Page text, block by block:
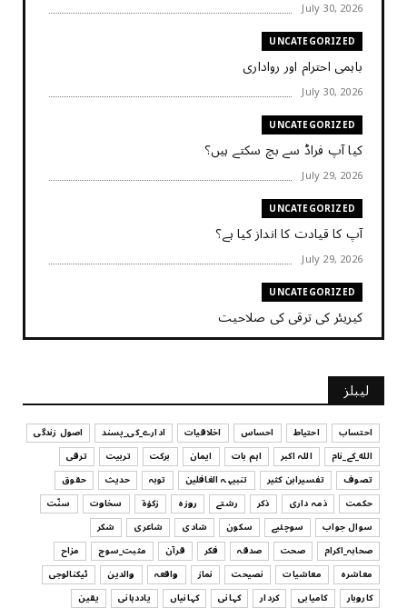
July 30, 2026
UNCATEGORIZED
باہمی احترام اور رواداری
July 30, 2026
UNCATEGORIZED
کیا آپ فراڈ سے بچ سکتے ہیں؟
July 29, 2026
UNCATEGORIZED
آپ کا قیادت کا انداز کیا ہے؟
July 29, 2026
UNCATEGORIZED
کیریئر کی ترقی کی صلاحیت
July 29, 2026
UNCATEGORIZED
کیا آپ اپنے باس کو مؤثر طریقے سے منظم کر رہے ہیں
July 29, 2026
UNCATEGORIZED
اس وقت آپ کا موڈ کیسا ہے؟
July 29, 2026
UNCATEGORIZED
قرض لینے اور دینے میں ہوشیاری
July 29, 2026
لیبلز
احتساب احتیاط احساس اخلاقیات ادارے_کی_پسند
اصول زندگی
الله_کے_نام
اللہ اکبر اہم بات ایمان برکت تربیت
ترقی
تصوف
تفسیرابن کثیر تنبیہہ الغافلین توبہ حدیث
حقوق
حکمت
ذمہ داری ذکر رشتے روزہ زکوٰۃ سخاوت
سنّت
سوال جواب
سوچئیے سکون شادی شاعری
شکر
صحابہ_اکرام
صحت صدقہ فکر قرآن مثبت_سوچ
مزاح
معاشرہ
معاشیات نصیحت نماز واقعہ والدین
ٹیکنالوجی
کاروبار
کامیابی کردار کہانی کہانیاں یاددہانی یقین